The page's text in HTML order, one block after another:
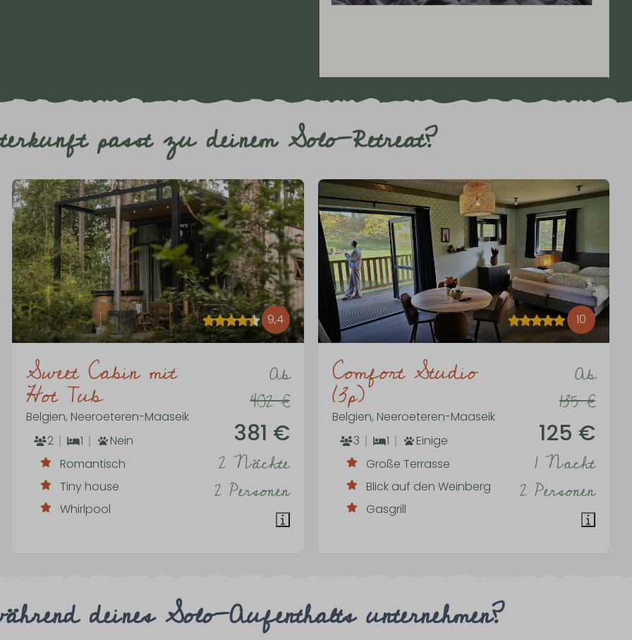
passt zu deinem Solo-Retreat?
9,4
Ab
402 €
381 €
2 Nächte
2 Personen
Sweet Cabin mit
Hot Tub
Belgien, Neeroeteren-Maaseik
2
1
Nein
Romantisch
Tiny house
Whirlpool
10
Ab
135 €
125 €
1 Nacht
2 Personen
Comfort Studio
(3p)
Belgien, Neeroeteren-Maaseik
3
1
Einige
Große Terrasse
Blick auf den Weinberg
Gasgrill
deines Solo-Aufenthalts unternehmen?